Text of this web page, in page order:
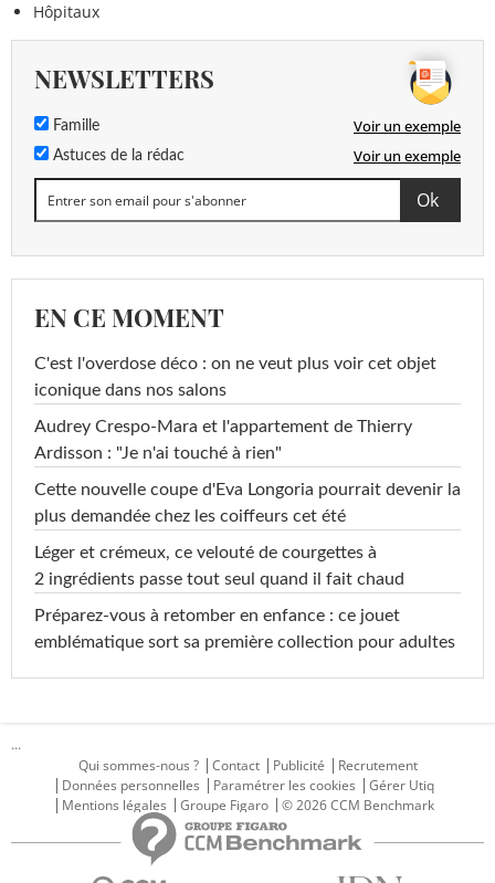
Hôpitaux
NEWSLETTERS
Famille Voir un exemple
Astuces de la rédac Voir un exemple
EN CE MOMENT
C'est l'overdose déco : on ne veut plus voir cet objet
iconique dans nos salons
Audrey Crespo-Mara et l'appartement de Thierry
Ardisson : "Je n'ai touché à rien"
Cette nouvelle coupe d'Eva Longoria pourrait devenir la
plus demandée chez les coiffeurs cet été
Léger et crémeux, ce velouté de courgettes à
2 ingrédients passe tout seul quand il fait chaud
Préparez-vous à retomber en enfance : ce jouet
emblématique sort sa première collection pour adultes
...
Qui sommes-nous ?
Contact Publicité
Recrutement
Données personnelles
Paramétrer les cookies
Gérer Utiq
Mentions légales
Groupe Figaro © 2026 CCM Benchmark